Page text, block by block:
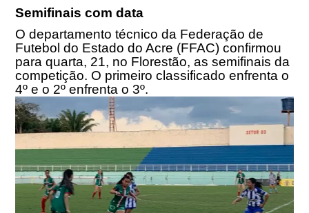
Semifinais com data
O departamento técnico da Federação de
Futebol do Estado do Acre (FFAC) confirmou
para quarta, 21, no Florestão, as semifinais da
competição. O primeiro classificado enfrenta o
4º e o 2º enfrenta o 3º.